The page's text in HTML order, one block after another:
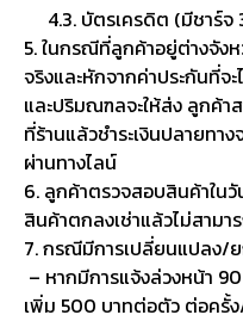
4.3. บัตรเครดิต (มีชาร์จ
5. ในกรณีที่ลูกค้าอยู่ต่างจัง
จริงและหักจากค่าประกันที่
และปริมณฑลจะให้ส่ง ลูกค้า
ที่ร้านแล้วชำระเงินปลายท
ผ่านทางไลน์
6. ลูกค้าตรวจสอบสินค้าในวั
สินค้าตกลงเช่าแล้วไม่สาม
7. กรณีมีการเปลี่ยนแปลง/
– หากมีการแจ้งล่วงหน้า
เพิ่ม 500 บาทต่อตัว ต่อครั้